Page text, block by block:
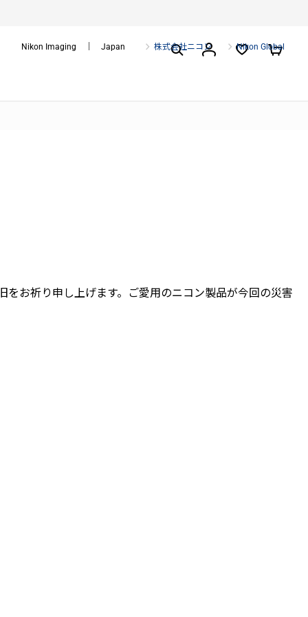
Nikon Imaging ｜ Japan 株式会社ニコン Nikon Global
お祈り申し上げます。ご愛用のニコン製品が今回の災害